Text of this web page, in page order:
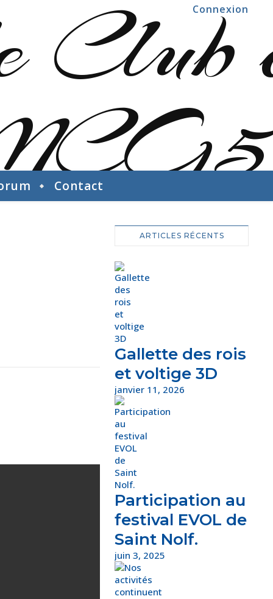
Connexion
Contact
ARTICLES RÉCENTS
Gallette des rois
et voltige 3D
janvier 11, 2026
Participation au
festival EVOL de
Saint Nolf.
juin 3, 2025